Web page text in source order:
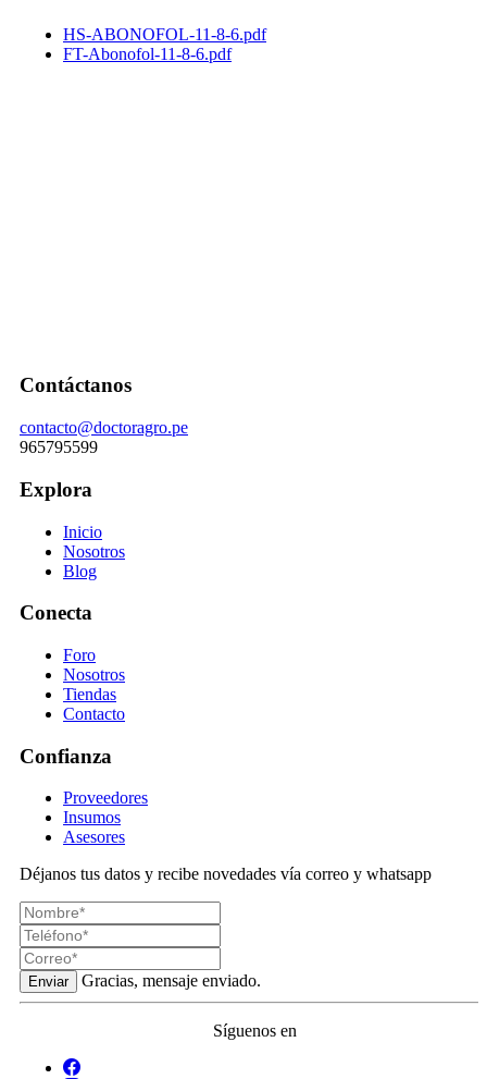
HS-ABONOFOL-11-8-6.pdf
FT-Abonofol-11-8-6.pdf
Contáctanos
contacto@doctoragro.pe
965795599
Explora
Inicio
Nosotros
Blog
Conecta
Foro
Nosotros
Tiendas
Contacto
Confianza
Proveedores
Insumos
Asesores
Déjanos tus datos y recibe novedades vía correo y whatsapp
Enviar Gracias, mensaje enviado.
Síguenos en